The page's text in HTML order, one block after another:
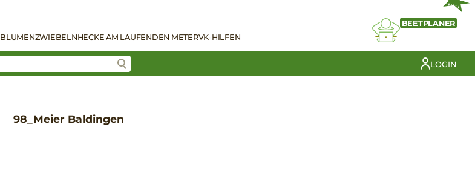
BLUMENZWIEBELNHECKE AM LAUFENDEN METERVK-HILFEN
NEU
BEETPLANER
LOGIN
98_Meier Baldingen